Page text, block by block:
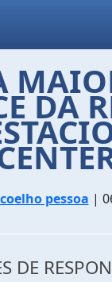
DA
pessoa |
DE